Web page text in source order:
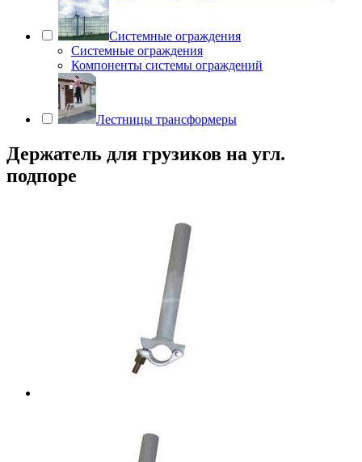
Системные ограждения
Системные ограждения
Компоненты системы ограждений
Лестницы трансформеры
Держатель для грузиков на угл.
подпоре